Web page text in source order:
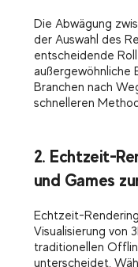
Die Abwägung
der Auswahl des
entscheidende
außergewöhnliche
Branchen nach
schnelleren
2. Echtzeit-
und Games
Echtzeit-
Visualisierung von
traditionellen
unterscheidet.